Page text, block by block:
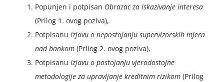
Popunjen i potpisan Obrazac za iskazivanje interesa
(Prilog 1. ovog poziva),
Potpisanu Izjavu o nepostojanju supervizorskih mjera
nad bankom (Prilog 2. ovog poziva),
Potpisanu Izjavu o postojanju vjerodostojne
metodologije za upravljanje kreditnim rizikom (Prilog